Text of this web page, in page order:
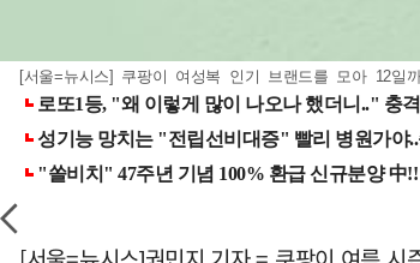
[서울=뉴시스] 쿠팡이 여성복 인기 브랜드를 모아